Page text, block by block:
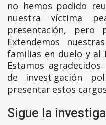
no hemos podido
nuestra víctima
presentación, pero
Extendemos
familias en duelo y al
Estamos
de investigación
presentar estos
Sigue la